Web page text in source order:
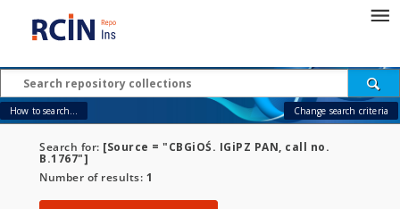
How to search... Change search criteria
Search for: [Source = "CBGiOŚ. IGiPZ PAN, call no.
B.1767"]
Number of results: 1